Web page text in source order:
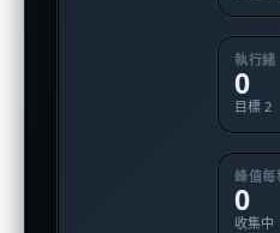
執行緒
0
目標 2
峰值每
0
收集中